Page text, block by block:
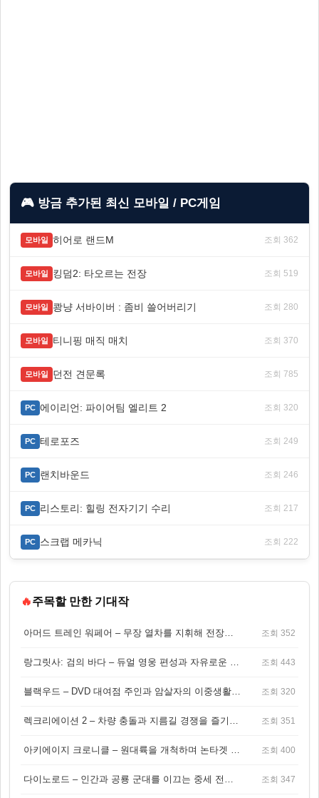
🎮 방금 추가된 최신 모바일 / PC게임
모바일 히어로 랜드M 조회 362
모바일 킹덤2: 타오르는 전장 조회 519
모바일 쾅냥 서바이버 : 좀비 쓸어버리기 조회 280
모바일 티니핑 매직 매치 조회 370
모바일 던전 견문록 조회 785
PC 에이리언: 파이어팀 엘리트 2 조회 320
PC 테로포즈 조회 249
PC 랜치바운드 조회 246
PC 리스토리: 힐링 전자기기 수리 조회 217
PC 스크랩 메카닉 조회 222
🔥주목할 만한 기대작
아머드 트레인 워페어 – 무장 열차를 지휘해 전장을 돌파하는 생존 전투 게임 조회 352
랑그릿사: 검의 바다 – 듀얼 영웅 편성과 자유로운 탐험을 결합한 판타지 전략 RPG 조회 443
블랙우드 – DVD 대여점 주인과 암살자의 이중생활을 그린 3인칭 액션 스릴러 게임 조회 320
렉크리에이션 2 – 차량 충돌과 지름길 경쟁을 즐기는 오픈월드 아케이드 레이싱 게임 조회 351
아키에이지 크로니클 – 원대륙을 개척하며 논타겟 전투를 즐기는 오픈월드 MMORPG 조회 400
다이노로드 – 인간과 공룡 군대를 이끄는 중세 전략 액션 RPG 조회 347